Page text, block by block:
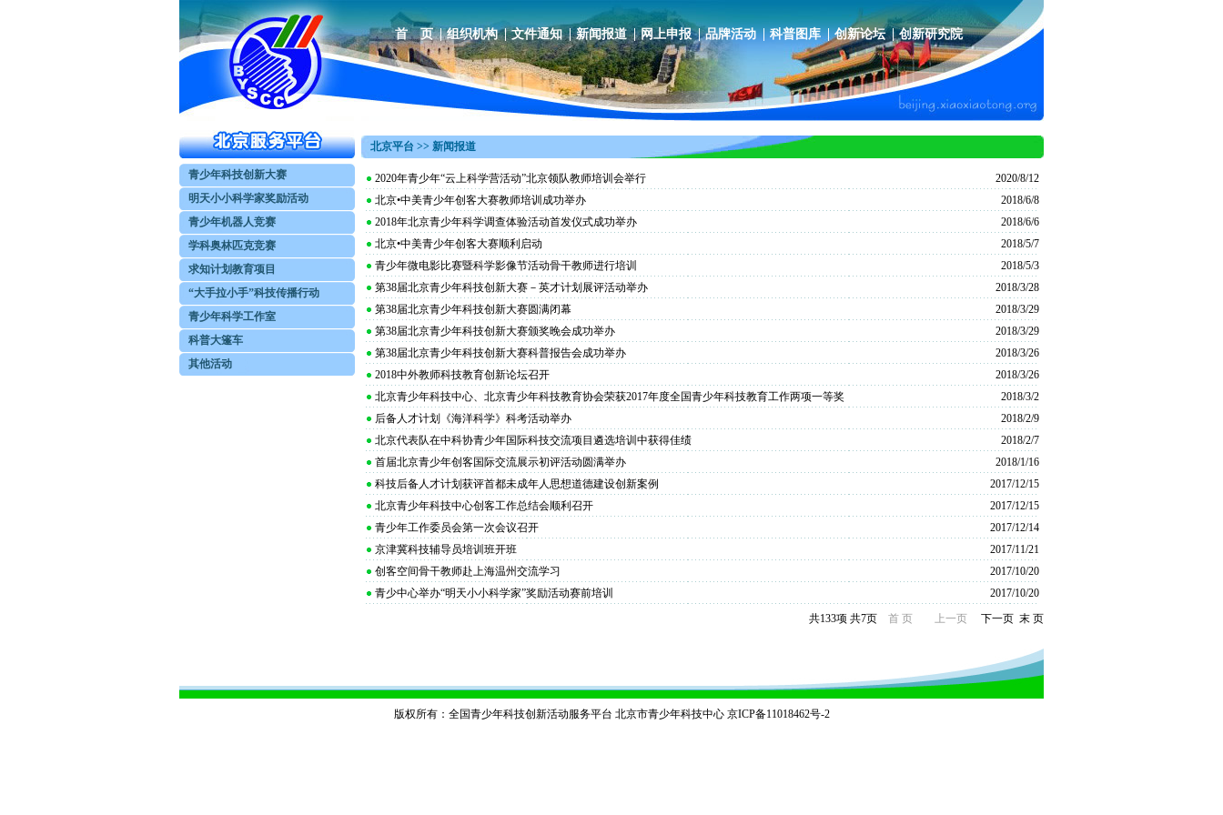
首 页 组织机构 文件通知 新闻报道 网上申报 品牌活动 科普图库 创新论坛 创新研究院
青少年科技创新大赛
明天小小科学家奖励活动
青少年机器人竞赛
学科奥林匹克竞赛
求知计划教育项目
“大手拉小手”科技传播行动
青少年科学工作室
科普大篷车
其他活动
北京平台 >> 新闻报道
2020年青少年“云上科学营活动”北京领队教师培训会举行
2020/8/12
北京•中美青少年创客大赛教师培训成功举办
2018/6/8
2018年北京青少年科学调查体验活动首发仪式成功举办
2018/6/6
北京•中美青少年创客大赛顺利启动
2018/5/7
青少年微电影比赛暨科学影像节活动骨干教师进行培训
2018/5/3
第38届北京青少年科技创新大赛－英才计划展评活动举办
2018/3/28
第38届北京青少年科技创新大赛圆满闭幕
2018/3/29
第38届北京青少年科技创新大赛颁奖晚会成功举办
2018/3/29
第38届北京青少年科技创新大赛科普报告会成功举办
2018/3/26
2018中外教师科技教育创新论坛召开
2018/3/26
北京青少年科技中心、北京青少年科技教育协会荣获2017年度全国青少年科技教育工作两项一等奖
2018/3/2
后备人才计划《海洋科学》科考活动举办
2018/2/9
北京代表队在中科协青少年国际科技交流项目遴选培训中获得佳绩
2018/2/7
首届北京青少年创客国际交流展示初评活动圆满举办
2018/1/16
科技后备人才计划获评首都未成年人思想道德建设创新案例
2017/12/15
北京青少年科技中心创客工作总结会顺利召开
2017/12/15
青少年工作委员会第一次会议召开
2017/12/14
京津冀科技辅导员培训班开班
2017/11/21
创客空间骨干教师赴上海温州交流学习
2017/10/20
青少中心举办“明天小小科学家”奖励活动赛前培训
2017/10/20
共133项 共7页
首 页 上一页 下一页 末 页
版权所有：全国青少年科技创新活动服务平台 北京市青少年科技中心 京ICP备11018462号-2